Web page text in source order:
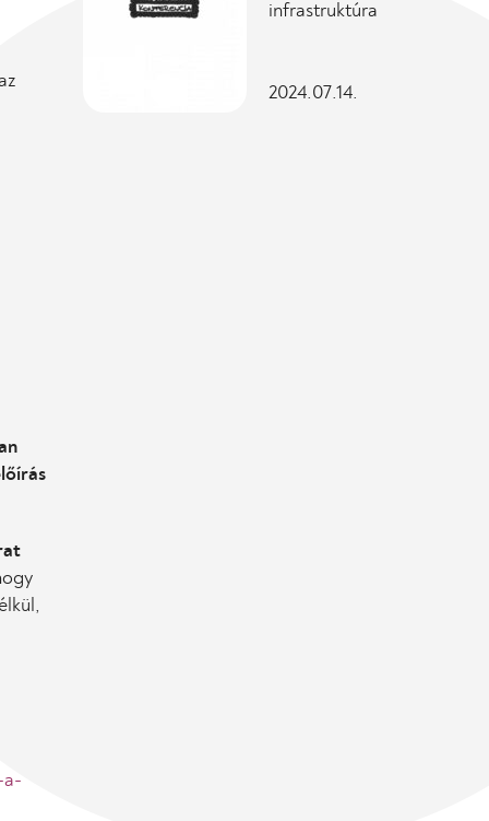
a-
infrastruktúra
2024.07.14.